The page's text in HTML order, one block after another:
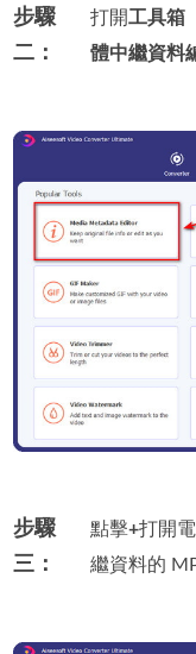
步驟
二：
打開工具箱
體中繼資料
步驟
三：
點擊+打開
繼資料的